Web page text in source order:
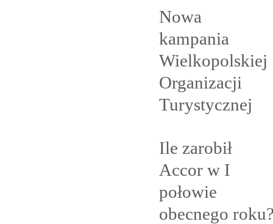
Nowa
kampania
Wielkopolskiej
Organizacji
Turystycznej
Ile zarobił
Accor w I
połowie
obecnego